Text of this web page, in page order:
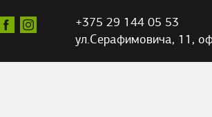
+375 29 144 05 53
ул.Серафимовича, 11,